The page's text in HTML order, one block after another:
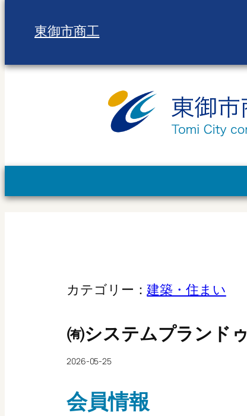
東御市商工
カテゴリー：建築・住まい
㈲システムプランドゥ
2026-05-25
会員情報